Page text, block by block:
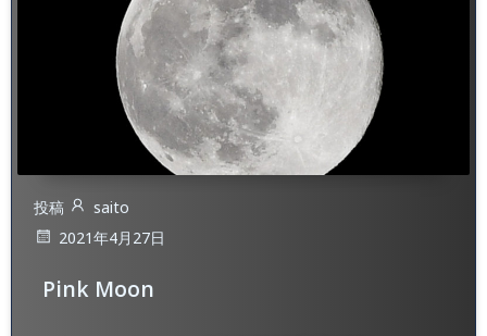
投稿
saito
2021年4月27日
Pink Moon